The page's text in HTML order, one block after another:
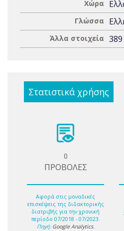
Χώρα
Γλώσσα
Άλλα στοιχεία
Στατιστικά χρήσης
0
ΠΡΟΒΟΛΕΣ
Αφορά στις μοναδικές
επισκέψεις της διδακτορικής
διατριβής για την χρονική
περίοδο 07/2018 - 07/2023.
Πηγή: Google Analytics.